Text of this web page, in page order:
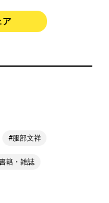
服部文祥
籍・雑誌